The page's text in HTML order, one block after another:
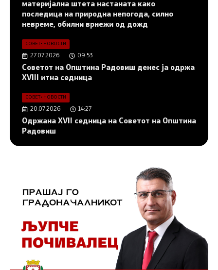
материјална штета настаната како
последица на природна непогода, силно
невреме, обилни врнежи од дожд
СОВЕТ• НОВОСТИ
27.07.2026 09:53
Советот на Општина Радовиш денес ја одржа
XVIII итна седница
СОВЕТ• НОВОСТИ
20.07.2026 14:27
Одржана XVII седница на Советот на Општина
Радовиш